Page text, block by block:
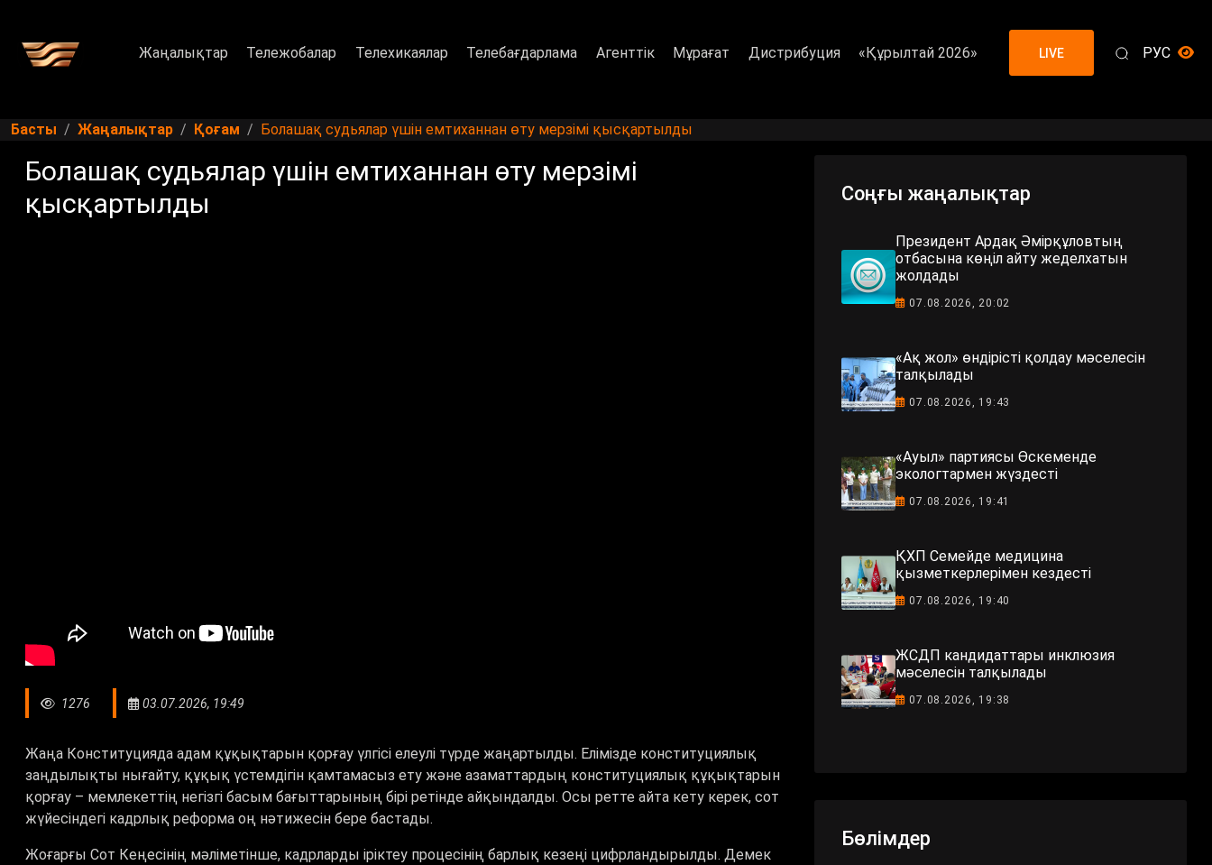
Жаңалықтар Тележобалар Телехикаялар Телебағдарлама Агенттік Мұрағат Дистрибуция «Құрылтай 2026» LIVE РУС
Басты Жаңалықтар Қоғам Болашақ судьялар үшін емтиханнан өту мерзімі қысқартылды
Болашақ судьялар үшін емтиханнан өту мерзімі
қысқартылды
1276 03.07.2026, 19:49
Жаңа Конституцияда адам құқықтарын қорғау үлгісі елеулі түрде жаңартылды. Елімізде конституциялық
заңдылықты нығайту, құқық үстемдігін қамтамасыз ету және азаматтардың конституциялық құқықтарын
қорғау – мемлекеттің негізгі басым бағыттарының бірі ретінде айқындалды. Осы ретте айта кету керек, сот
жүйесіндегі кадрлық реформа оң нәтижесін бере бастады.
Жоғарғы Сот Кеңесінің мәліметінше, кадрларды іріктеу процесінің барлық кезеңі цифрландырылды. Демек
Соңғы жаңалықтар
Президент Ардақ Әмірқұловтың
отбасына көңіл айту жеделхатын
жолдады
07.08.2026, 20:02
«Ақ жол» өндірісті қолдау мәселесін
талқылады
07.08.2026, 19:43
«Ауыл» партиясы Өскеменде
экологтармен жүздесті
07.08.2026, 19:41
ҚХП Семейде медицина
қызметкерлерімен кездесті
07.08.2026, 19:40
ЖСДП кандидаттары инклюзия
мәселесін талқылады
07.08.2026, 19:38
Бөлімдер